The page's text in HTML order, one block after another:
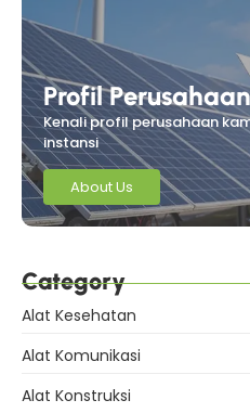
Profil
Kenali profil perusahaan
instansi
About Us
Category
Alat Kesehatan
Alat Komunikasi
Alat Konstruksi